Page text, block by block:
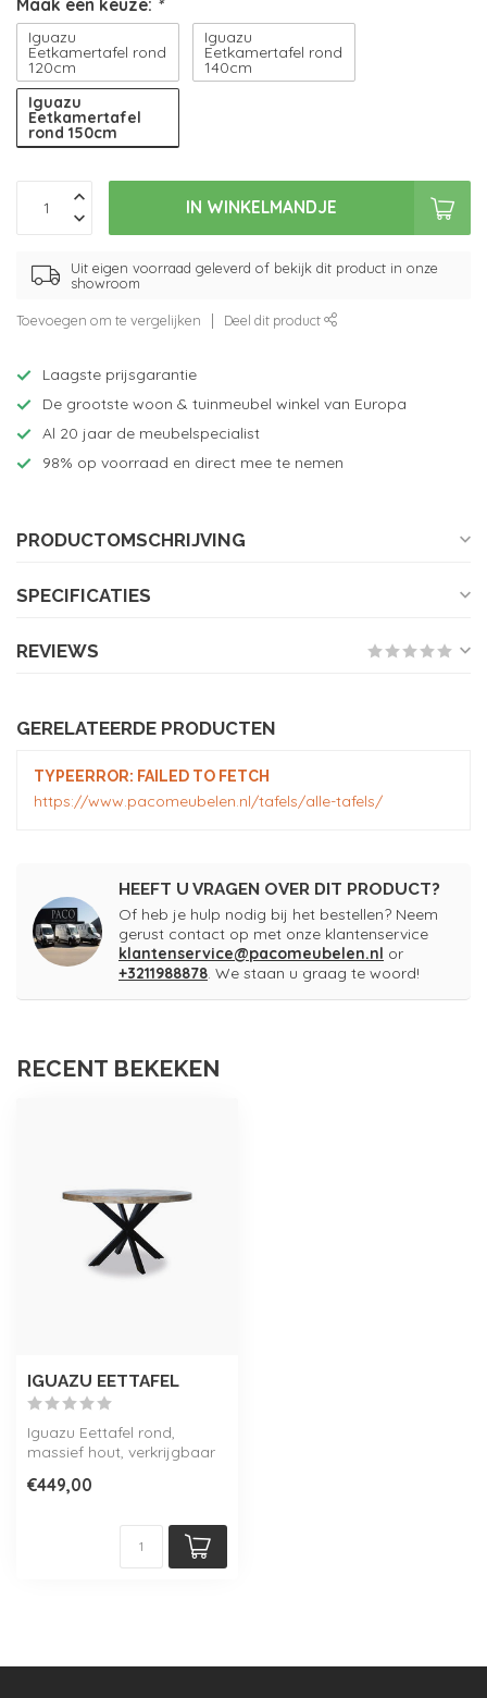
Maak een keuze: *
Iguazu
Eetkamertafel rond
120cm
Iguazu
Eetkamertafel rond
140cm
Iguazu
Eetkamertafel
rond 150cm
IN WINKELMANDJE
Uit eigen voorraad geleverd of bekijk dit product in onze
showroom
Toevoegen om te vergelijken Deel dit product
Laagste prijsgarantie
De grootste woon & tuinmeubel winkel van Europa
Al 20 jaar de meubelspecialist
98% op voorraad en direct mee te nemen
PRODUCTOMSCHRIJVING
SPECIFICATIES
REVIEWS
GERELATEERDE PRODUCTEN
TYPEERROR: FAILED TO FETCH
https://www.pacomeubelen.nl/tafels/alle-tafels/
HEEFT U VRAGEN OVER DIT PRODUCT?
Of heb je hulp nodig bij het bestellen? Neem
gerust contact op met onze klantenservice
klantenservice@pacomeubelen.nl or
+3211988878. We staan u graag te woord!
RECENT BEKEKEN
IGUAZU EETTAFEL
Iguazu Eettafel rond,
massief hout, verkrijgbaar
€449,00